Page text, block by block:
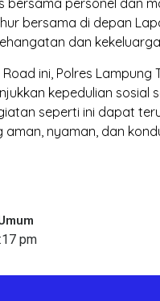
bersama personel dan
bersama di depan
dan
ini, Polres
kepedulian sosial
seperti ini dapat
nyaman, dan
pm